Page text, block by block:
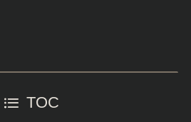
TOC